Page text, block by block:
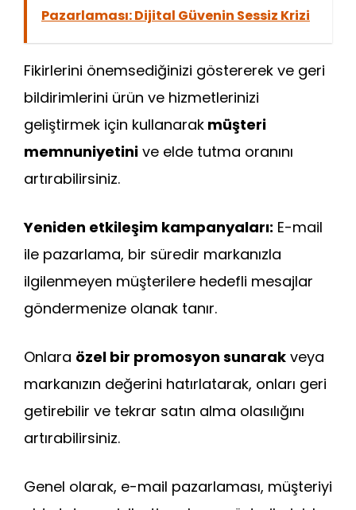
Pazarlaması: Dijital Güvenin Sessiz Krizi
Fikirlerini önemsediğinizi göstererek ve geri
bildirimlerini ürün ve hizmetlerinizi
geliştirmek için kullanarak müşteri
memnuniyetini ve elde tutma oranını
artırabilirsiniz.
Yeniden etkileşim kampanyaları: E-mail
ile pazarlama, bir süredir markanızla
ilgilenmeyen müşterilere hedefli mesajlar
göndermenize olanak tanır.
Onlara özel bir promosyon sunarak veya
markanızın değerini hatırlatarak, onları geri
getirebilir ve tekrar satın alma olasılığını
artırabilirsiniz.
Genel olarak, e-mail pazarlaması, müşteriyi